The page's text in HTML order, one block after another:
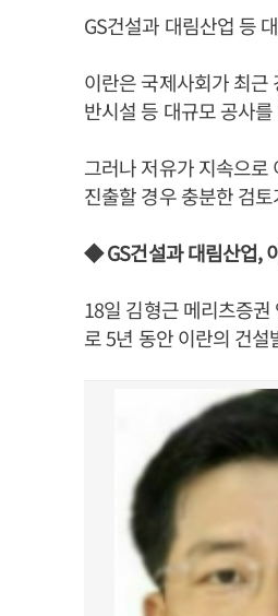
GS건설과 대림산업 등
이란은 국제사회가 최근
반시설 등 대규모 공사
그러나 저유가 지속으로
진출할 경우 충분한 검
◆ GS건설과 대림산업,
18일 김형근 메리츠증
로 5년 동안 이란의 건